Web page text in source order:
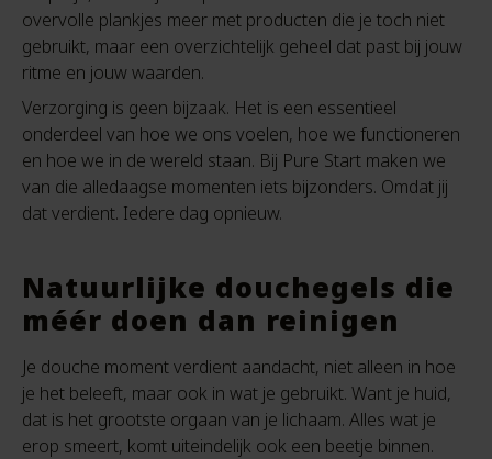
overvolle plankjes meer met producten die je toch niet
gebruikt, maar een overzichtelijk geheel dat past bij jouw
ritme en jouw waarden.
Verzorging is geen bijzaak. Het is een essentieel
onderdeel van hoe we ons voelen, hoe we functioneren
en hoe we in de wereld staan. Bij Pure Start maken we
van die alledaagse momenten iets bijzonders. Omdat jij
dat verdient. Iedere dag opnieuw.
Natuurlijke douchegels die
méér doen dan reinigen
Je douche moment verdient aandacht, niet alleen in hoe
je het beleeft, maar ook in wat je gebruikt. Want je huid,
dat is het grootste orgaan van je lichaam. Alles wat je
erop smeert, komt uiteindelijk ook een beetje binnen.